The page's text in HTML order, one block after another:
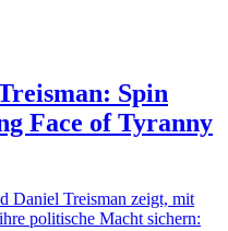
Spin
Face of Tyranny
Daniel Treisman zeigt, mit
politische Macht sichern: